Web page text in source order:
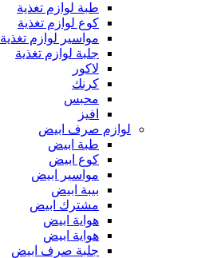
طبة لوازم تغذية
كوع لوازم تغذية
مواسير لوازم تغذية
جلبة لوازم تغذية
لاكور
كرنك
محبس
افيز
لوازم صرف ابيض
طبة ابيض
كوع ابيض
مواسير ابيض
بيبة ابيض
مشترك ابيض
هواية ابيض
هواية ابيض
جلبة صرف ابيض